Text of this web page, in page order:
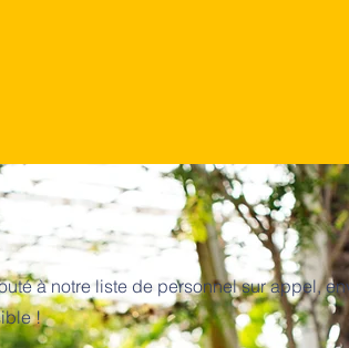
à notre liste de personnel sur appel,
!